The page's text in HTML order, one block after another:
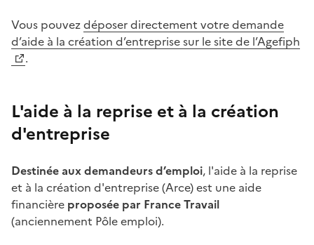
Vous pouvezdéposer directement votre demande
d’aide à la création d’entreprise sur le site de l’Agefiph
.
L'aide à la reprise et à la création
d'entreprise
Destinée aux demandeurs d’emploi, l'aide à la reprise
et à la création d'entreprise (Arce) est une aide
financière proposée par France Travail
(anciennement Pôle emploi).